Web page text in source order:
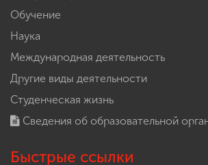
Обучение
Наука
Международная деятельность
Другие виды деятельности
Студенческая жизнь
Сведения об образовательной
Быстрые ссылки